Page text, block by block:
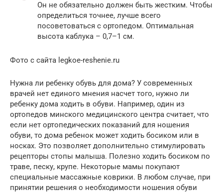
Он не обязательно должен быть жестким. Чтобы
определиться точнее, лучше всего
посоветоваться с ортопедом. Оптимальная
высота каблука – 0,7–1 см.
Фото с сайта legkoe-reshenie.ru
Нужна ли ребенку обувь для дома? У современных
врачей нет единого мнения насчет того, нужно ли
ребенку дома ходить в обуви. Например, один из
ортопедов минского медицинского центра считает, что
если нет ортопедических показаний для ношения
обуви, то дома ребенок может ходить босиком или в
носках. Это позволяет дополнительно стимулировать
рецепторы стопы малыша. Полезно ходить босиком по
траве, песку, крупе. Некоторые мамы покупают
специальные массажные коврики. В любом случае, при
принятии решения о необходимости ношения обуви